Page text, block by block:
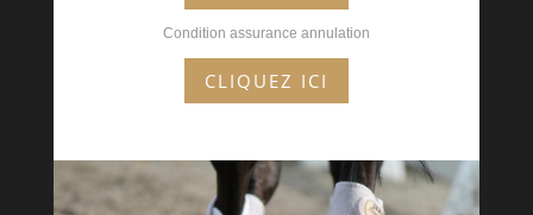
Condition assurance annulation
CLIQUEZ ICI